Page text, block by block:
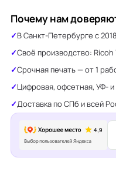
Почему нам
В Санкт-Петербурге с
Своё производство: Ricoh
Срочная печать — от 1
Цифровая, офсетная, УФ- и
Доставка по СПб и всей